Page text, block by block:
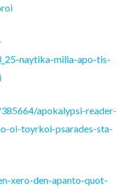
naytika-milia-apo-tis-
apokalypsi-reader-
oi-toyrkoi-psarades-sta-
xero-den-apanto-quot-